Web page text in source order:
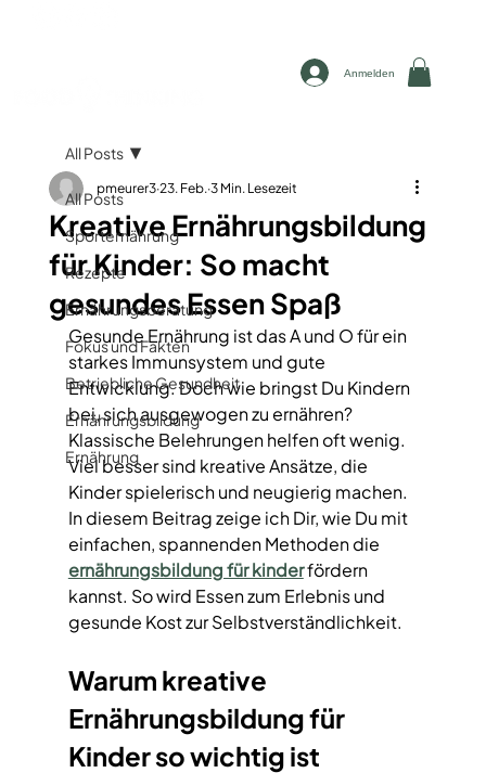
Anmelden
All Posts
Sporternährung
Rezepte
Ernährungsberatung
Fokus und Fakten
Betriebliche Gesundheit
Ernährungsbildung
Ernährung
All Posts
Kreative Ernährungsbildung
für Kinder: So macht
gesundes Essen Spaß
pmeurer3 23. Feb. 3 Min. Lesezeit
Gesunde Ernährung ist das A und O für ein
starkes Immunsystem und gute
Entwicklung. Doch wie bringst Du Kindern
bei, sich ausgewogen zu ernähren?
Klassische Belehrungen helfen oft wenig.
Viel besser sind kreative Ansätze, die
Kinder spielerisch und neugierig machen.
In diesem Beitrag zeige ich Dir, wie Du mit
einfachen, spannenden Methoden die
ernährungsbildung für kinder fördern
kannst. So wird Essen zum Erlebnis und
gesunde Kost zur Selbstverständlichkeit.
Warum kreative
Ernährungsbildung für
Kinder so wichtig ist